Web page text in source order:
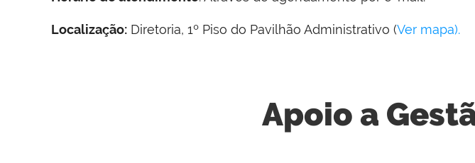
Localização: Diretoria, 1º Piso do Pavilhão Administrativo (Ver mapa).
Apoio a